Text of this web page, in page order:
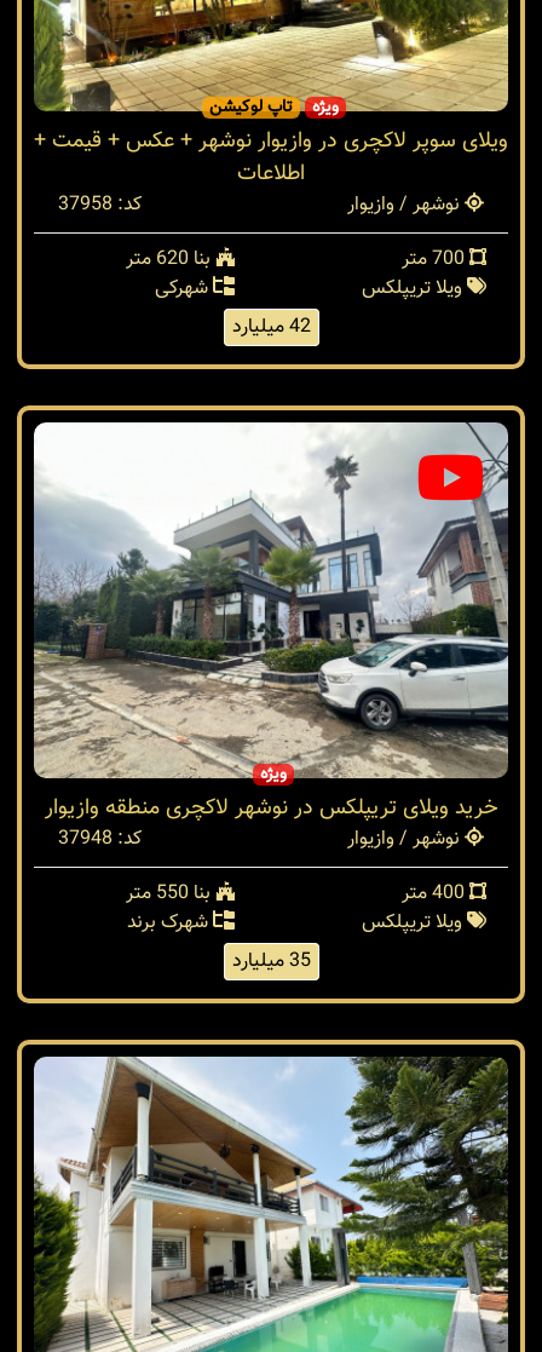
ویژه تاپ لوکیشن
ویلای سوپر لاکچری در وازیوار نوشهر + عکس + قیمت +
اطلاعات
نوشهر / وازیوار
کد: 37958
بنا 620 متر
ویلا تریپلکس
شهرکی
42 میلیارد
ویژه
خرید ویلای تریپلکس در نوشهر لاکچری منطقه وازیوار
نوشهر / وازیوار
کد: 37948
بنا 550 متر
ویلا تریپلکس
شهرک برند
35 میلیارد